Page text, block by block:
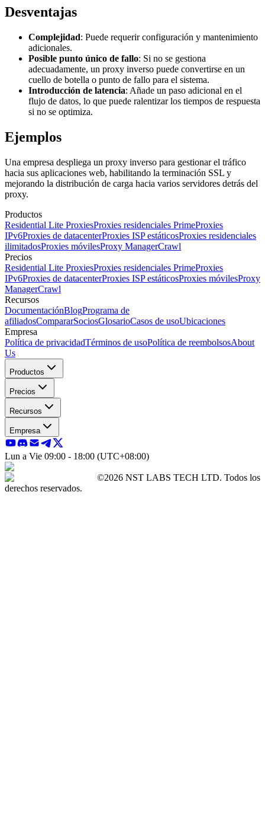
Desventajas
Complejidad: Puede requerir configuración y mantenimiento
adicionales.
Posible punto único de fallo: Si no se gestiona
adecuadamente, un proxy inverso puede convertirse en un
cuello de botella o punto de fallo para el sistema.
Introducción de latencia: Añade un paso adicional en el
flujo de datos, lo que puede ralentizar los tiempos de respuesta
si no se optimiza.
Ejemplos
Una empresa despliega un proxy inverso para gestionar el tráfico
hacia sus aplicaciones web, habilitando la terminación SSL y
mejorando la distribución de carga hacia varios servidores detrás del
proxy.
Productos
Residential Lite ProxiesProxies residenciales PrimeProxies
IPv6Proxies de datacenterProxies ISP estáticosProxies residenciales
ilimitadosProxies móvilesProxy ManagerCrawl
Precios
Residential Lite ProxiesProxies residenciales PrimeProxies
IPv6Proxies de datacenterProxies ISP estáticosProxies móvilesProxy
ManagerCrawl
Recursos
DocumentaciónBlogPrograma de
afiliadosCompararSociosGlosarioCasos de usoUbicaciones
Empresa
Política de privacidadTérminos de usoPolítica de reembolsosAbout
Us
Productos
Precios
Recursos
Empresa
Lun a Vie 09:00 - 18:00 (UTC+08:00)
©2026 NST LABS TECH LTD. Todos los
derechos reservados.